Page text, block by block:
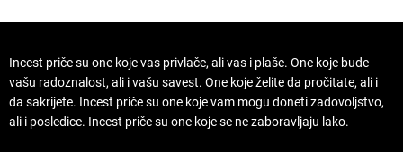
Incest priče su one koje vas privlače, ali vas i plaše. One koje bude
vašu radoznalost, ali i vašu savest. One koje želite da pročitate, ali i
da sakrijete. Incest priče su one koje vam mogu doneti zadovoljstvo,
ali i posledice. Incest priče su one koje se ne zaboravljaju lako.